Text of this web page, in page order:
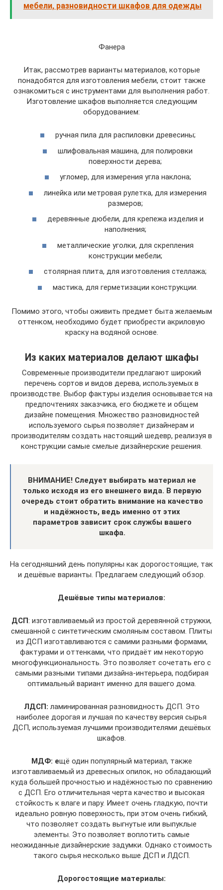
мебели, разновидности шкафов для одежды
Фанера
Итак, рассмотрев варианты материалов, которые
понадобятся для изготовления мебели, стоит также
ознакомиться с инструментами для выполнения работ.
Изготовление шкафов выполняется следующим
оборудованием:
ручная пила для распиловки древесины;
шлифовальная машина, для полировки
поверхности дерева;
угломер, для измерения угла наклона;
линейка или метровая рулетка, для измерения
размеров;
деревянные дюбели, для крепежа изделия и
наполнения;
металлические уголки, для скрепления
конструкции мебели;
столярная плита, для изготовления стеллажа;
мастика, для герметизации конструкции.
Помимо этого, чтобы оживить предмет быта желаемым
оттенком, необходимо будет приобрести акриловую
краску на водяной основе.
Из каких материалов делают шкафы
Современные производители предлагают широкий
перечень сортов и видов дерева, используемых в
производстве. Выбор фактуры изделия основывается на
предпочтениях заказчика, его бюджете и общем
дизайне помещения. Множество разновидностей
используемого сырья позволяет дизайнерам и
производителям создать настоящий шедевр, реализуя в
конструкции самые смелые дизайнерские решения.
ВНИМАНИЕ! Следует выбирать материал не
только исходя из его внешнего вида. В первую
очередь стоит обратить внимание на качество
и надёжность, ведь именно от этих
параметров зависит срок службы вашего
шкафа.
На сегодняшний день популярны как дорогостоящие, так
и дешёвые варианты. Предлагаем следующий обзор.
Дешёвые типы материалов:
ДСП: изготавливаемый из простой деревянной стружки,
смешанной с синтетическим смоляным составом. Плиты
из ДСП изготавливаются с самими разными формами,
фактурами и оттенками, что придаёт им некоторую
многофункциональность. Это позволяет сочетать его с
самыми разными типами дизайна-интерьера, подбирая
оптимальный вариант именно для вашего дома.
ЛДСП: ламинированная разновидность ДСП. Это
наиболее дорогая и лучшая по качеству версия сырья
ДСП, используемая лучшими производителями дешёвых
шкафов.
МДФ: ещё один популярный материал, также
изготавливаемый из древесных опилок, но обладающий
куда большей прочностью и надёжностью по сравнению
с ДСП. Его отличительная черта качество и высокая
стойкость к влаге и пару. Имеет очень гладкую, почти
идеально ровную поверхность, при этом очень гибкий,
что позволяет создать выгнутые или выпуклые
элементы. Это позволяет воплотить самые
неожиданные дизайнерские задумки. Однако стоимость
такого сырья несколько выше ДСП и ЛДСП.
Дорогостоящие материалы: